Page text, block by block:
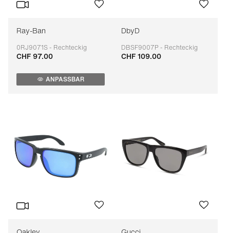
Ray-Ban
0RJ9071S - Rechteckig
Anpassbar
CHF 97.00
ANPASSBAR
DbyD
DBSF9007P - Rechteckig
Anpassbar
CHF 109.00